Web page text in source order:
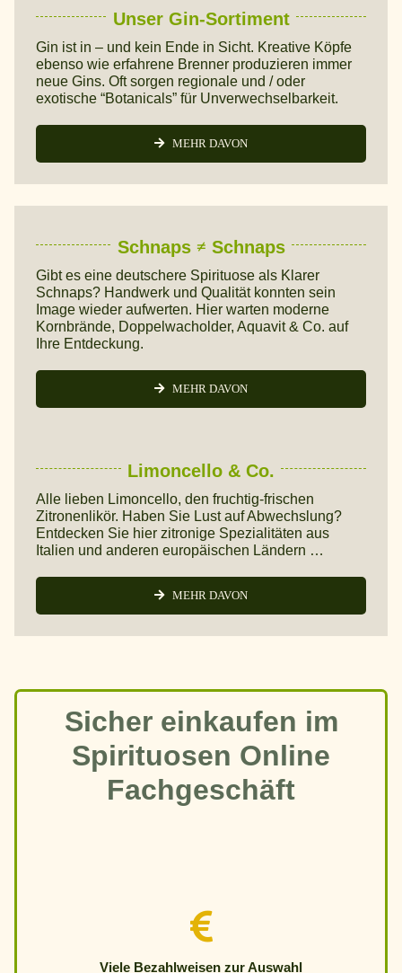
Unser Gin-Sortiment
Gin ist in – und kein Ende in Sicht. Kreative Köpfe
ebenso wie erfahrene Brenner produzieren immer
neue Gins. Oft sorgen regionale und / oder
exotische “Botanicals” für Unverwechselbarkeit.
MEHR DAVON
Schnaps ≠ Schnaps
Gibt es eine deutschere Spirituose als Klarer
Schnaps? Handwerk und Qualität konnten sein
Image wieder aufwerten. Hier warten moderne
Kornbrände, Doppelwacholder, Aquavit & Co. auf
Ihre Entdeckung.
MEHR DAVON
Limoncello & Co.
Alle lieben Limoncello, den fruchtig-frischen
Zitronenlikör. Haben Sie Lust auf Abwechslung?
Entdecken Sie hier zitronige Spezialitäten aus
Italien und anderen europäischen Ländern …
MEHR DAVON
Sicher einkaufen im
Spirituosen Online
Fachgeschäft
Viele Bezahlweisen zur Auswahl